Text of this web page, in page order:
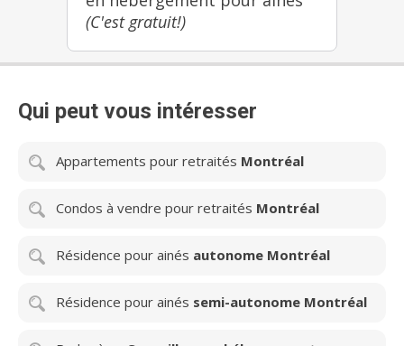
(C'est gratuit!)
Qui peut vous intéresser
Appartements pour retraités Montréal
Condos à vendre pour retraités Montréal
Résidence pour ainés autonome Montréal
Résidence pour ainés semi-autonome Montréal